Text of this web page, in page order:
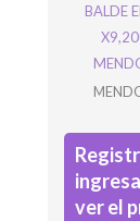
BALDE
ver el